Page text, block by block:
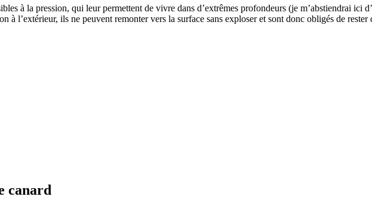
à la pression, qui leur permettent de vivre dans d’extrêmes profondeurs (je m’abstiendrai ici
à l’extérieur, ils ne peuvent remonter vers la surface sans exploser et sont donc obligés de rester
canard